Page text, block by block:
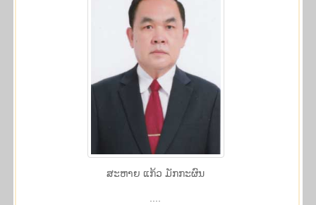
ສະຫາຍ ແກ້ວ ມັກກະຜົນ
....